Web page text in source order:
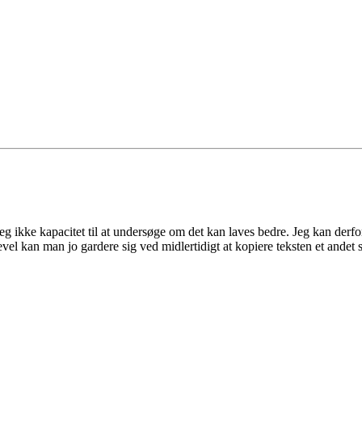
ikke kapacitet til at undersøge om det kan laves bedre. Jeg kan
man jo gardere sig ved midlertidigt at kopiere teksten et andet